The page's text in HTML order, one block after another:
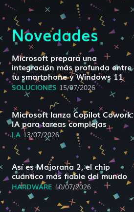
Novedades
Microsoft prepara una
integración más profunda entre
tu smartphone y Windows 11
SOLUCIONES 15/07/2026
Microsoft lanza Copilot Cowork:
IA para tareas complejas
I.A 13/07/2026
Así es Majorana 2, el chip
cuántico más fiable del mundo
HARDWARE 10/07/2026